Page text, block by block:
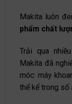
Makita luôn
phẩm chất
Trải qua
Makita đã
móc: máy
thể kể trong số